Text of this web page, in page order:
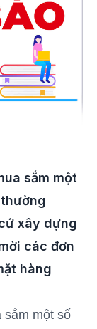
sắm một
xây dựng
các đơn
hàng
sắm một số